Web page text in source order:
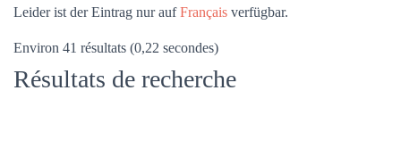
Leider ist der Eintrag nur aufFrançais verfügbar.
Environ 41 résultats (0,22 secondes)
Résultats de recherche